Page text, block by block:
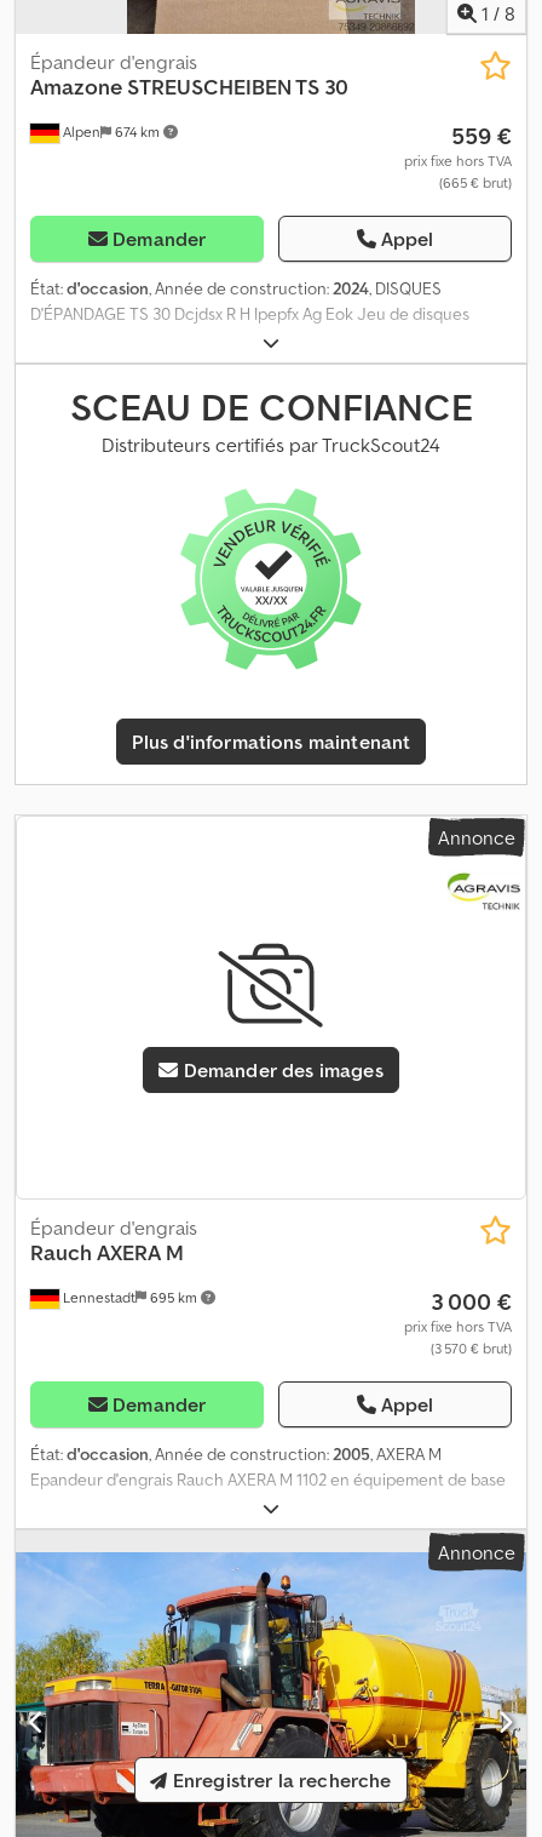
1 / 8
Alpen 674 km
Épandeur d'engrais
Amazone STREUSCHEIBEN TS 30
559 €
prix fixe hors TVA
(665 € brut)
Demander Appel
État:d'occasion, Année de construction:2024, DISQUES
D'ÉPANDAGE TS 30 Dcjdsx R H Ipepfx Ag Eok Jeu de disques
d'épandage d'occasion TS 30 (environ 100 ha d'utilisation)
SCEAU DE CONFIANCE
Distributeurs certifiés par TruckScout24
Plus d'informations maintenant
Annonce
Demander des images
Lennestadt 695 km
Épandeur d'engrais
Rauch AXERA M
3 000 €
prix fixe hors TVA
(3 570 € brut)
Demander Appel
État:d'occasion, Année de construction:2005, AXERA M
Epandeur d'engrais Rauch AXERA M 1102 en équipement de base
avec arbre à cardan Attelage trois points cat.2, entraînement PDF
540 tr/min Largeur d'épandage 27 m Rehausses pour 2,100 l de
capacité totale avec bâche repliable Dcjdpoy Nudcefx Ag Eek
Disque de limitation hydraulique à gauche Commande
hydraulique de la trappe
Annonce
Enregistrer la recherche